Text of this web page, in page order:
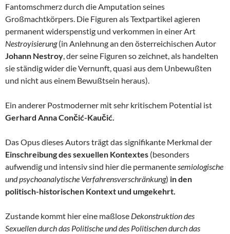
Fantomschmerz durch die Amputation seines
Großmachtkörpers. Die Figuren als Textpartikel agieren
permanent widerspenstig und verkommen in einer Art
Nestroyisierung(in Anlehnung an den österreichischen Autor
Johann Nestroy, der seine Figuren so zeichnet, als handelten
sie ständig wider die Vernunft, quasi aus dem Unbewußten
und nicht aus einem Bewußtsein heraus).
Ein anderer Postmoderner mit sehr kritischem Potential ist
Gerhard Anna Cončić-Kaučić.
Das Opus dieses Autors trägt das signifikante Merkmal der
Einschreibung des sexuellen Kontextes (besonders
aufwendig und intensiv sind hier die permanentesemiologische
und psychoanalytische Verfahrensverschränkung) in den
politisch-historischen Kontext und umgekehrt.
Zustande kommt hier eine maßlose Dekonstruktion des
Sexuellen durch das Politische und des Politischen durch das